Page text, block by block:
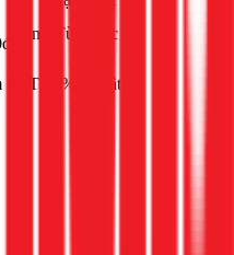
công Tùy mức độ
VAT 10% và vật tư